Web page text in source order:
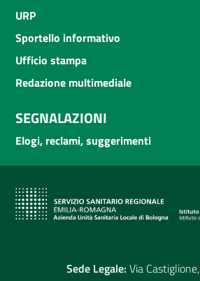
URP
Sportello informativo
Ufficio stampa
Redazione multimediale
SEGNALAZIONI
Elogi, reclami, suggerimenti
Sede Legale: Via